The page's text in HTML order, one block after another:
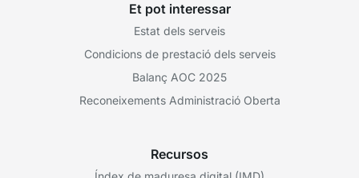
Et pot interessar
Estat dels serveis
Condicions de prestació dels serveis
Balanç AOC 2025
Reconeixements Administració Oberta
Recursos